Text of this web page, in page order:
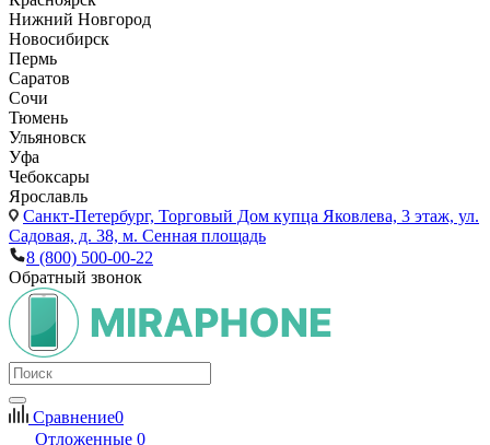
Нижний Новгород
Новосибирск
Пермь
Саратов
Сочи
Тюмень
Ульяновск
Уфа
Чебоксары
Ярославль
Санкт-Петербург, Торговый Дом купца Яковлева, 3 этаж, ул.
Садовая, д. 38, м. Сенная площадь
8 (800) 500-00-22
Обратный звонок
Сравнение0
Отложенные 0